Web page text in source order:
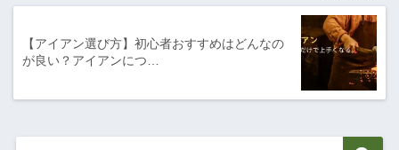
【アイアン選び方】初心者おすすめはどんなの
が良い？アイアンにつ…